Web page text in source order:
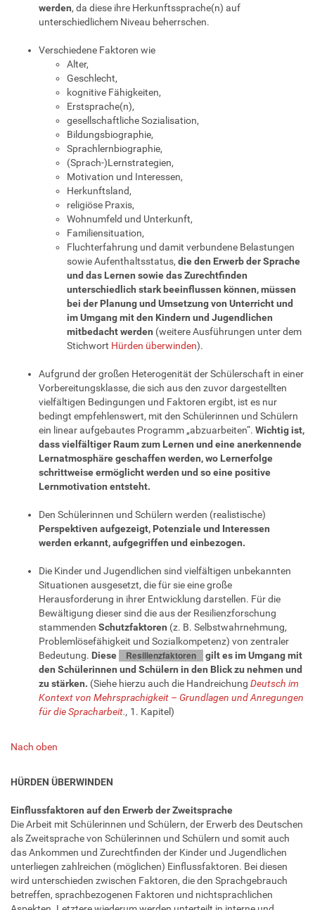
werden, da diese ihre Herkunftssprache(n) auf
unterschiedlichem Niveau beherrschen.
Verschiedene Faktoren wie
Alter,
Geschlecht,
kognitive Fähigkeiten,
Erstsprache(n),
gesellschaftliche Sozialisation,
Bildungsbiographie,
Sprachlernbiographie,
(Sprach-)Lernstrategien,
Motivation und Interessen,
Herkunftsland,
religiöse Praxis,
Wohnumfeld und Unterkunft,
Familiensituation,
Fluchterfahrung und damit verbundene Belastungen
sowie Aufenthaltsstatus, die den Erwerb der Sprache
und das Lernen sowie das Zurechtfinden
unterschiedlich stark beeinflussen können, müssen
bei der Planung und Umsetzung von Unterricht und
im Umgang mit den Kindern und Jugendlichen
mitbedacht werden (weitere Ausführungen unter dem
Stichwort Hürden überwinden).
Aufgrund der großen Heterogenität der Schülerschaft in einer
Vorbereitungsklasse, die sich aus den zuvor dargestellten
vielfältigen Bedingungen und Faktoren ergibt, ist es nur
bedingt empfehlenswert, mit den Schülerinnen und Schülern
ein linear aufgebautes Programm „abzuarbeiten“. Wichtig ist,
dass vielfältiger Raum zum Lernen und eine anerkennende
Lernatmosphäre geschaffen werden, wo Lernerfolge
schrittweise ermöglicht werden und so eine positive
Lernmotivation entsteht.
Den Schülerinnen und Schülern werden (realistische)
Perspektiven aufgezeigt, Potenziale und Interessen
werden erkannt, aufgegriffen und einbezogen.
Die Kinder und Jugendlichen sind vielfältigen unbekannten
Situationen ausgesetzt, die für sie eine große
Herausforderung in ihrer Entwicklung darstellen. Für die
Bewältigung dieser sind die aus der Resilienzforschung
stammenden Schutzfaktoren (z. B. Selbstwahrnehmung,
Problemlösefähigkeit und Sozialkompetenz) von zentraler
Bedeutung. Diese Resilienzfaktoren
Deutsch im Kontext von Mehrsprachigkeit –
Spracharbeit
Glossar
gilt es im Umgang mit
den Schülerinnen und Schülern in den Blick zu nehmen und
zu stärken. (Siehe hierzu auch die Handreichung Deutsch im
Kontext von Mehrsprachigkeit – Grundlagen und Anregungen
für die Spracharbeit., 1. Kapitel)
Nach oben
HÜRDEN ÜBERWINDEN
Einflussfaktoren auf den Erwerb der Zweitsprache
Die Arbeit mit Schülerinnen und Schülern, der Erwerb des Deutschen
als Zweitsprache von Schülerinnen und Schülern und somit auch
das Ankommen und Zurechtfinden der Kinder und Jugendlichen
unterliegen zahlreichen (möglichen) Einflussfaktoren. Bei diesen
wird unterschieden zwischen Faktoren, die den Sprachgebrauch
betreffen, sprachbezogenen Faktoren und nichtsprachlichen